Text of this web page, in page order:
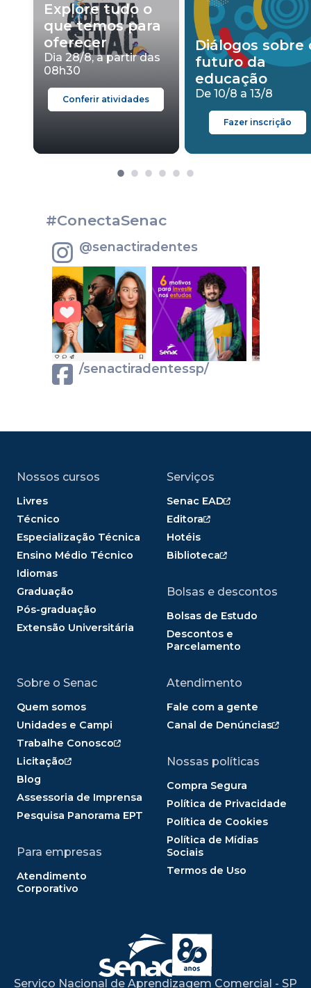
Explore tudo o
que temos para
oferecer
Dia 28/8, a partir das
08h30
Conferir atividades
Diálogos sobre
futuro da
educação
De 10/8 a 13/8
Fazer inscrição
#ConectaSenac
@senactiradentes
/senactiradentessp/
Nossos cursos
Livres
Técnico
Especialização Técnica
Ensino Médio Técnico
Idiomas
Graduação
Pós-graduação
Extensão Universitária
Serviços
Senac EAD
Editora
Hotéis
Biblioteca
Bolsas e descontos
Bolsas de Estudo
Descontos e
Parcelamento
Sobre o Senac
Quem somos
Unidades e Campi
Trabalhe Conosco
Licitação
Blog
Assessoria de Imprensa
Pesquisa Panorama EPT
Para empresas
Atendimento
Corporativo
Atendimento
Fale com a gente
Canal de Denúncias
Nossas políticas
Compra Segura
Política de Privacidade
Política de Cookies
Política de Mídias
Sociais
Termos de Uso
Serviço Nacional de Aprendizagem Comercial - SP